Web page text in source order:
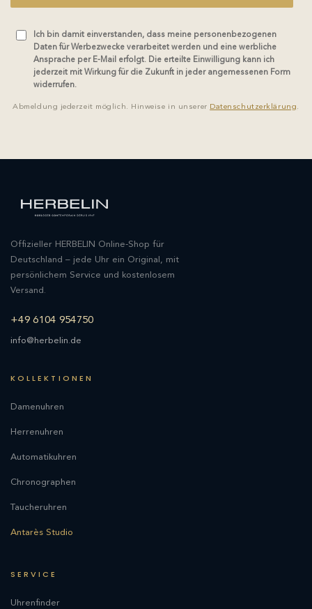
Ich bin damit einverstanden, dass meine personenbezogenen
Daten für Werbezwecke verarbeitet werden und eine werbliche
Ansprache per E-Mail erfolgt. Die erteilte Einwilligung kann ich
jederzeit mit Wirkung für die Zukunft in jeder angemessenen Form
widerrufen.
Abmeldung jederzeit möglich. Hinweise in unserer Datenschutzerklärung.
Offizieller HERBELIN Online-Shop für
Deutschland – jede Uhr ein Original, mit
persönlichem Service und kostenlosem
Versand.
+49 6104 954750
info@herbelin.de
KOLLEKTIONEN
Damenuhren
Herrenuhren
Automatikuhren
Chronographen
Taucheruhren
Antarès Studio
SERVICE
Uhrenfinder